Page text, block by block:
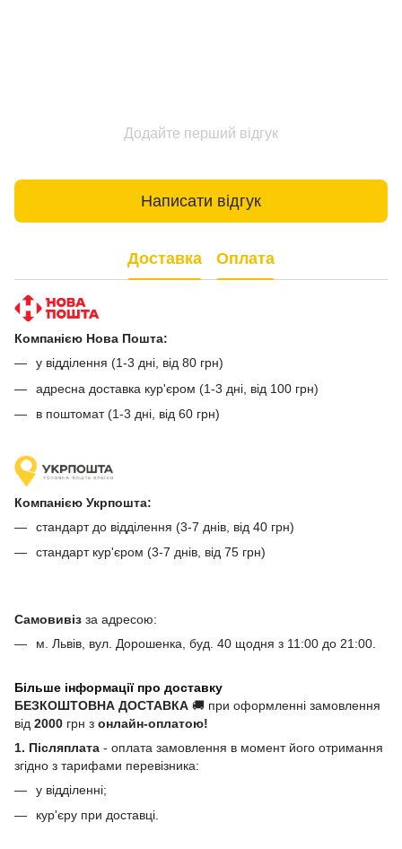
Додайте перший відгук
Написати відгук
Доставка Оплата
Компанією Нова Пошта:
у відділення (1-3 дні, від 80 грн)
адресна доставка кур'єром (1-3 дні, від 100 грн)
в поштомат (1-3 дні, від 60 грн)
Компанією Укрпошта:
стандарт до відділення (3-7 днів, від 40 грн)
стандарт кур'єром (3-7 днів, від 75 грн)
Самовивіз за адресою:
м. Львів, вул. Дорошенка, буд. 40 щодня з 11:00 до 21:00.
Більше інформації про доставку
БЕЗКОШТОВНА ДОСТАВКА 🚚 при оформленні замовлення
від 2000 грн з онлайн-оплатою!
1. Післяплата - оплата замовлення в момент його отримання
згідно з тарифами перевізника:
у відділенні;
кур'єру при доставці.